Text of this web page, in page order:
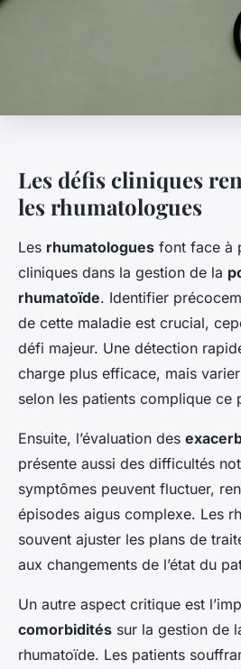
Les défis cliniques
les rhumatologues
Les rhumatologues font face à
cliniques dans la gestion de la
rhumatoïde. Identifier
de cette maladie est crucial,
défi majeur. Une détection
charge plus efficace, mais
selon les patients complique ce
Ensuite, l’évaluation des
présente aussi des difficultés
symptômes peuvent fluctuer,
épisodes aigus complexe. Les
souvent ajuster les plans de
aux changements de l’état du
Un autre aspect critique est
comorbidités sur la gestion de
rhumatoïde. Les patients